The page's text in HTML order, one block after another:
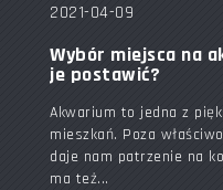
2021-04-09
Wybór miejsca na
je postawić?
Akwarium to jedna z
mieszkań. Poza
daje nam patrzenie na
ma też...